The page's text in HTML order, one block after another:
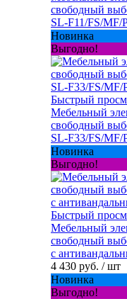
свободный
SL-F11/FS/MF/P
Новинка
Выгодно!
Быстрый
Мебельный
свободный
SL-F33/FS/MF/
Новинка
Выгодно!
Быстрый
Мебельный
свободный
с
4 430 руб. / шт
Новинка
Выгодно!